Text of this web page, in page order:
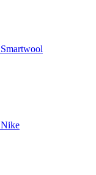
Smartwool
Nike